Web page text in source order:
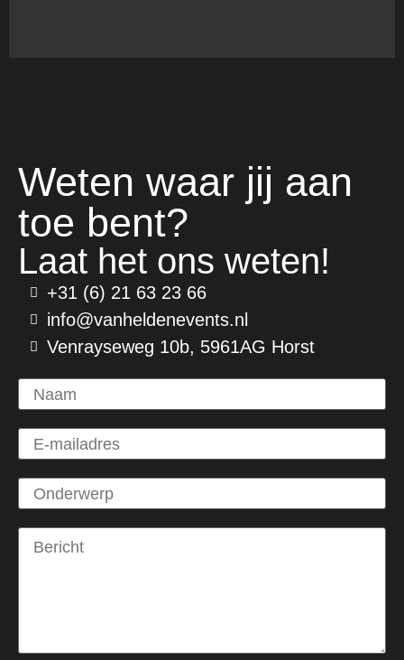
Weten waar jij aan
toe bent?
Laat het ons weten!
+31 (6) 21 63 23 66
info@vanheldenevents.nl
Venrayseweg 10b, 5961AG Horst